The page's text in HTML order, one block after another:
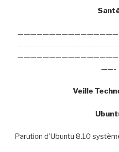
——-
Veille
Parution d’Ubuntu 8.10